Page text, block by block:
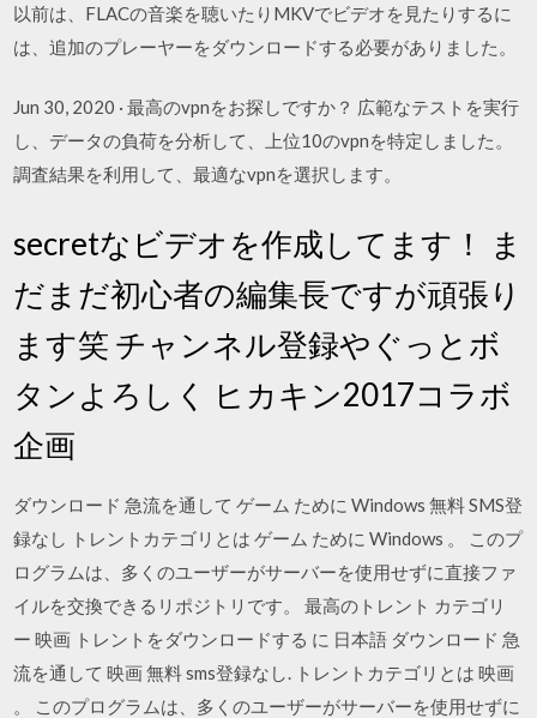
以前は、FLACの音楽を聴いたりMKVでビデオを見たりするに
は、追加のプレーヤーをダウンロードする必要がありました。
Jun 30, 2020 · 最高のvpnをお探しですか？ 広範なテストを実行
し、データの負荷を分析して、上位10のvpnを特定しました。
調査結果を利用して、最適なvpnを選択します。
secretなビデオを作成してます！ ま
だまだ初心者の編集長ですが頑張り
ます笑 チャンネル登録やぐっとボ
タンよろしく ヒカキン2017コラボ
企画
ダウンロード 急流を通して ゲーム ために Windows 無料 SMS登
録なし トレントカテゴリとは ゲーム ために Windows 。 このプ
ログラムは、多くのユーザーがサーバーを使用せずに直接ファ
イルを交換できるリポジトリです。 最高のトレント カテゴリ
ー 映画 トレントをダウンロードする に 日本語 ダウンロード 急
流を通して 映画 無料 sms登録なし. トレントカテゴリとは 映画
。 このプログラムは、多くのユーザーがサーバーを使用せずに